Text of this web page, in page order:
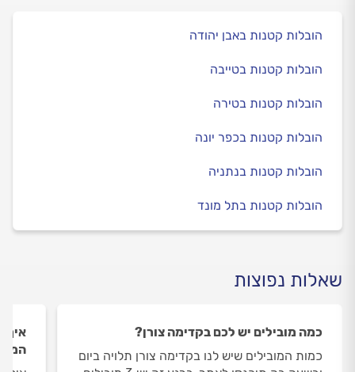
הובלות קטנות באבן יהודה
הובלות קטנות בטייבה
הובלות קטנות בטירה
הובלות קטנות בכפר יונה
הובלות קטנות בנתניה
הובלות קטנות בתל מונד
שאלות נפוצות
כמה מובילים יש לכם בקדימה צורן?
כמות המובילים שיש לנו בקדימה צורן תלויה ביום
איך